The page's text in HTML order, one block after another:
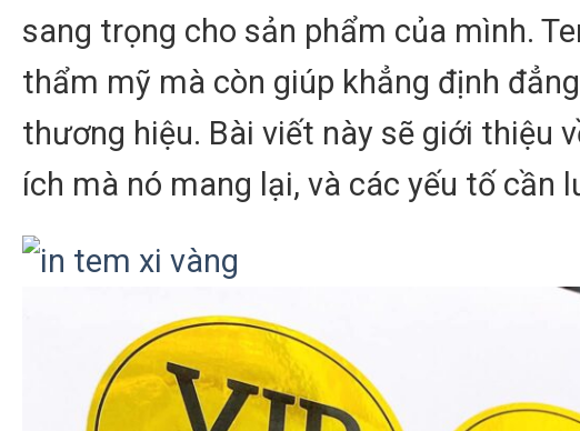
sang trọng cho sản phẩm của mình.
thẩm mỹ mà còn giúp khẳng định
thương hiệu. Bài viết này sẽ giới thiệu
ích mà nó mang lại, và các yếu tố cần